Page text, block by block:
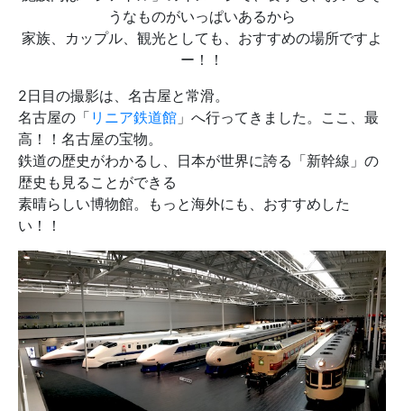
うなものがいっぱいあるから
家族、カップル、観光としても、おすすめの場所ですよ
ー！！
2日目の撮影は、名古屋と常滑。
名古屋の「 リニア鉄道館 」へ行ってきました。ここ、最
高！！名古屋の宝物。
鉄道の歴史がわかるし、日本が世界に誇る「新幹線」の
歴史も見ることができる
素晴らしい博物館。もっと海外にも、おすすめした
い！！